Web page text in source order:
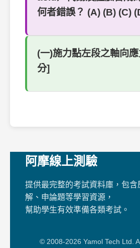
何者錯誤？ (A) (B) (C)
(一)施力點左段之軸向
分]
阿摩線上測驗
提供最完整的考試資料庫，包含
解、申論題等學習資源，
幫助學生有效準備各類考試。
© 2008-2026 Yamol Tech Ltd.